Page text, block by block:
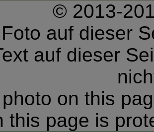
© 2013-
auf dieser
auf dieser
on this
this page is